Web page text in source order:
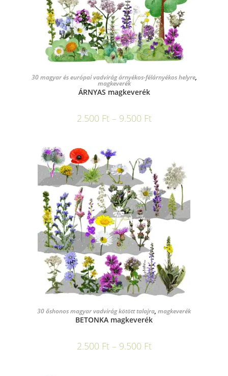
OPCIÓK VÁLASZTÁSA
30 magyar és európai vadvirág árnyékos-félárnyékos helyre,
magkeverék
ÁRNYAS magkeverék
2.500 Ft – 9.500 Ft
OPCIÓK VÁLASZTÁSA
30 őshonos magyar vadvirág kötött talajra, magkeverék
BETONKA magkeverék
2.500 Ft – 9.500 Ft